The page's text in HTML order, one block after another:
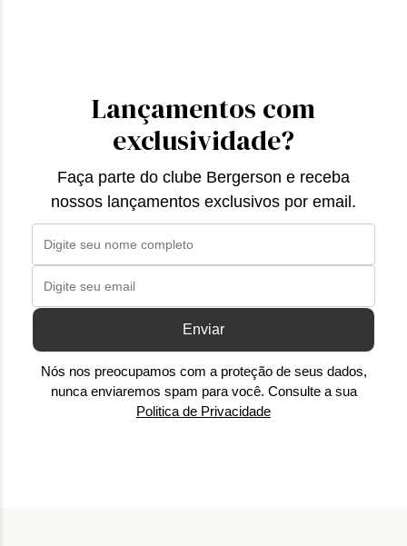
Lançamentos com
exclusividade?
Faça parte do clube Bergerson e receba
nossos lançamentos exclusivos por email.
Enviar
Nós nos preocupamos com a proteção de seus dados,
nunca enviaremos spam para você. Consulte a sua
Politica de Privacidade